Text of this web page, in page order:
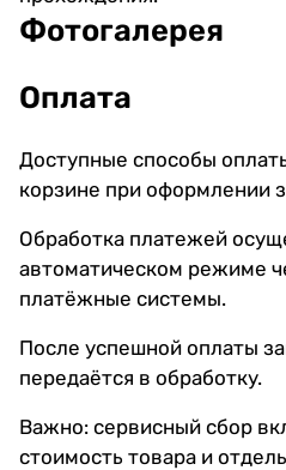
Фотогалерея
Оплата
Доступные способы
корзине при оформлении
Обработка платежей
автоматическом режиме
платёжные системы.
После успешной оплаты
передаётся в обработку.
Важно: сервисный сбор
стоимость товара и